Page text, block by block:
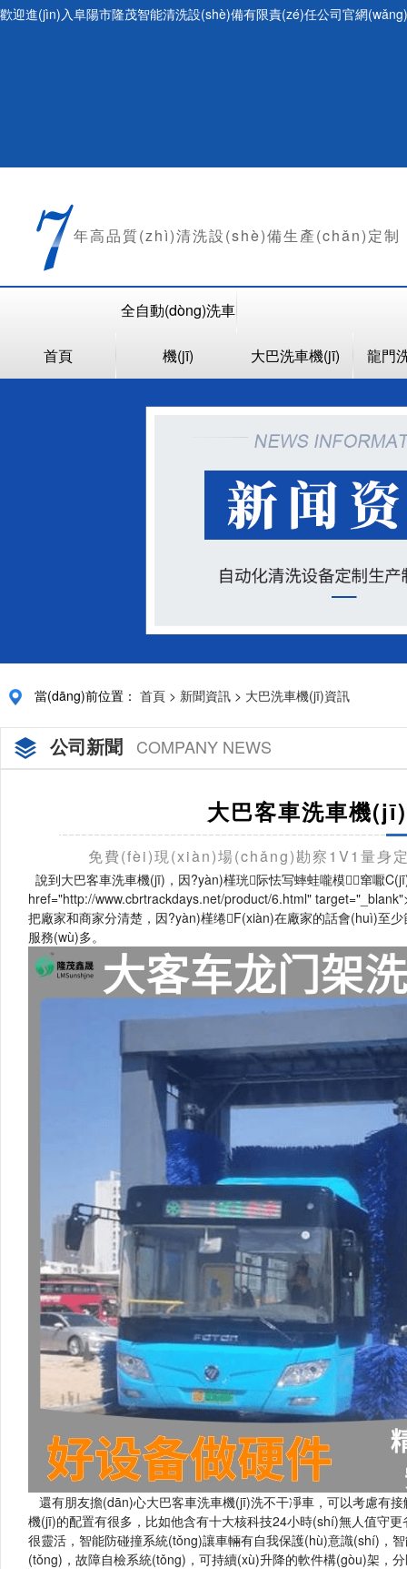
歡迎進(jìn)入阜陽市隆茂智能清洗設(shè)備有限責(zé)任公司官網
年高品質(zhì)清洗設(shè)備生產(chǎn)定制
首頁
全自動(dòng)洗車
機(jī) 大巴洗車機(jī) 龍門
當(dāng)前位置： 首頁 > 新聞資訊 > 大巴洗車機(jī)資訊
公司新聞 COMPANY NEWS
大巴客車洗車機
免費(fèi)現(xiàn)場(chǎng)勘察1V1量身
說到大巴客車洗車機(jī)，因?yàn)槿珖际怯写蟀蛙嚨模窜嚈
href="http://www.cbrtrackdays.net/product/6.html"
把廠家和商家分清楚，因?yàn)槿绻F(xiàn)在廠家的話會(huì)至
服務(wù)多。
還有朋友擔(dān)心大巴客車洗車機(jī)洗不干凈車，可以考慮有
機(jī)的配置有很多，比如他含有十大核科技24小時(shí)無人值守更
很靈活，智能防碰撞系統(tǒng)讓車輛有自我保護(hù)意識(shí)
(tǒng)，故障自檢系統(tǒng)，可持續(xù)升降的軟件構(gòu)架